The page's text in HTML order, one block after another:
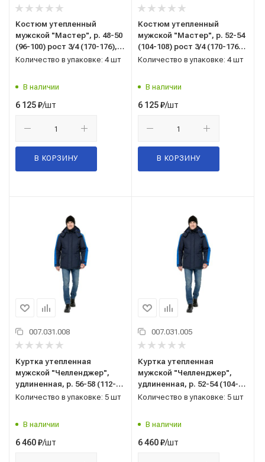
Костюм утепленный
мужской "Мастер", р. 48-50
(96-100) рост 3/4 (170-176),
(куртка/полукомбинезон),
Количество в упаковке: 4 шт
В наличии
6 125₽/шт
В КОРЗИНУ
Костюм утепленный
мужской "Мастер", р. 52-54
(104-108) рост 3/4 (170-176),
(куртка/полукомбинезон),
Количество в упаковке: 4 шт
В наличии
6 125₽/шт
В КОРЗИНУ
007.031.008
Куртка утепленная
мужской "Челленджер",
удлиненная, р. 56-58 (112-
116) рост 5/6 (182-188),
Количество в упаковке: 5 шт
В наличии
6 460₽/шт
007.031.005
Куртка утепленная
мужской "Челленджер",
удлиненная, р. 52-54 (104-
108) рост 3/4 (170-176),
Количество в упаковке: 5 шт
В наличии
6 460₽/шт